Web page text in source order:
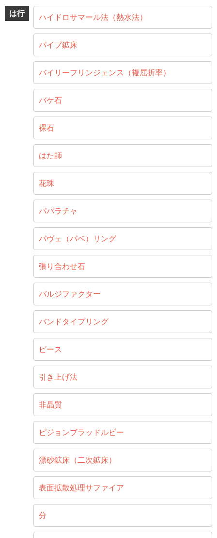
は行 ハイドロサマール法（熱水法）
パイプ鉱床
バイリーフリンジェンス（複屈折率）
バケ石
裸石
はた師
花珠
パパラチャ
パヴェ（パベ）リング
張り合わせ石
バルジファクター
バンドタイプリング
ピース
引き上げ法
非晶質
ピジョンブラッドルビー
漂砂鉱床（二次鉱床）
表面拡散処理サファイア
分